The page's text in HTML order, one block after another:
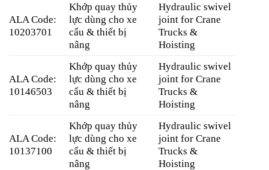
ALA Code:
10203701
Khớp quay thủy
lực dùng cho xe
cẩu & thiết bị
nâng
Hydraulic swivel
joint for Crane
Trucks &
Hoisting
ALA Code:
10146503
Khớp quay thủy
lực dùng cho xe
cẩu & thiết bị
nâng
Hydraulic swivel
joint for Crane
Trucks &
Hoisting
ALA Code:
10137100
Khớp quay thủy
lực dùng cho xe
cẩu & thiết bị
nâng
Hydraulic swivel
joint for Crane
Trucks &
Hoisting